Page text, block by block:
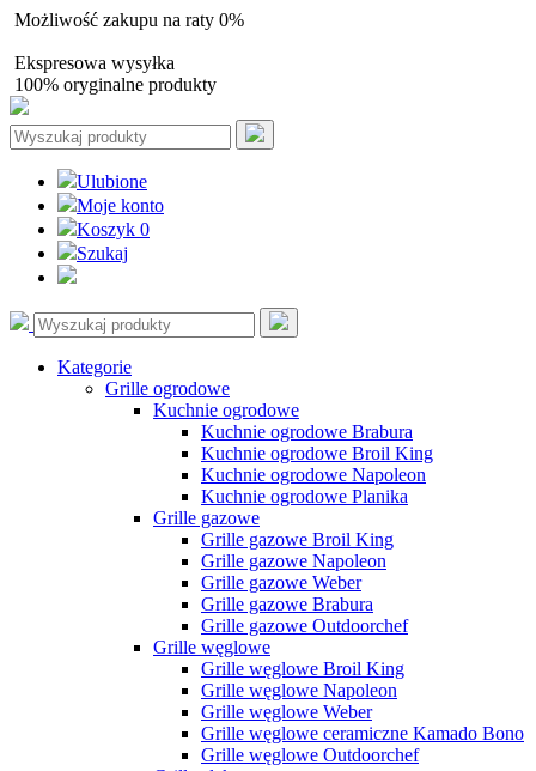
Możliwość zakupu na raty 0%
Ekspresowa wysyłka
100% oryginalne produkty
Ulubione
Moje konto
Koszyk 0
Szukaj
Kategorie
Grille ogrodowe
Kuchnie ogrodowe
Kuchnie ogrodowe Brabura
Kuchnie ogrodowe Broil King
Kuchnie ogrodowe Napoleon
Kuchnie ogrodowe Planika
Grille gazowe
Grille gazowe Broil King
Grille gazowe Napoleon
Grille gazowe Weber
Grille gazowe Brabura
Grille gazowe Outdoorchef
Grille węglowe
Grille węglowe Broil King
Grille węglowe Napoleon
Grille węglowe Weber
Grille węglowe ceramiczne Kamado Bono
Grille węglowe Outdoorchef